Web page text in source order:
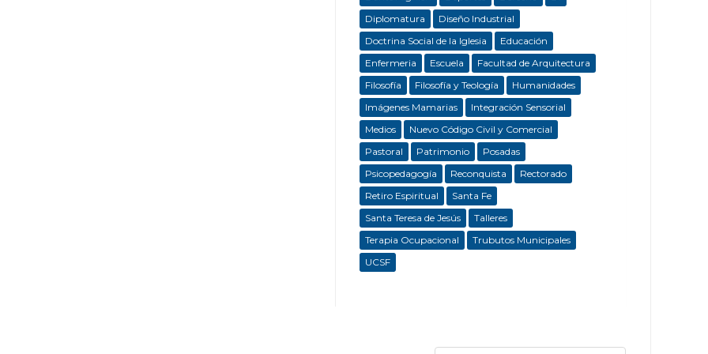
Diplomatura
Diseño Industrial
Doctrina Social de la Iglesia
Educación
Enfermeria
Escuela
Facultad de Arquitectura
Filosofía
Filosofía y Teología
Humanidades
Imágenes Mamarias
Integración Sensorial
Medios
Nuevo Código Civil y Comercial
Pastoral
Patrimonio
Posadas
Psicopedagogía
Reconquista
Rectorado
Retiro Espiritual
Santa Fe
Santa Teresa de Jesús
Talleres
Terapia Ocupacional
Trubutos Municipales
UCSF